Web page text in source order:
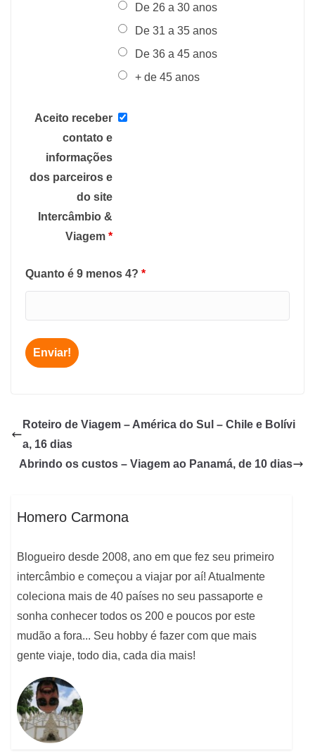
De 26 a 30 anos
De 31 a 35 anos
De 36 a 45 anos
+ de 45 anos
Aceito receber
contato e
informações
dos parceiros e
do site
Intercâmbio &
Viagem*
Quanto é 9 menos 4? *
Roteiro de Viagem – América do Sul – Chile e Bolívi
a, 16 dias
Abrindo os custos – Viagem ao Panamá, de 10 dias
Homero Carmona
Blogueiro desde 2008, ano em que fez seu primeiro
intercâmbio e começou a viajar por aí! Atualmente
coleciona mais de 40 países no seu passaporte e
sonha conhecer todos os 200 e poucos por este
mudão a fora... Seu hobby é fazer com que mais
gente viaje, todo dia, cada dia mais!